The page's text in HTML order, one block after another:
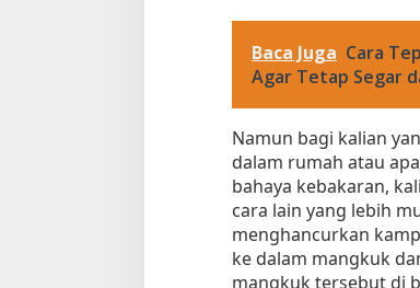
Baca Juga Cara
Agar Tetap Segar
Namun bagi kalian
dalam rumah atau
bahaya kebakaran,
cara lain yang lebih
menghancurkan
ke dalam mangkuk
mangkuk tersebut di